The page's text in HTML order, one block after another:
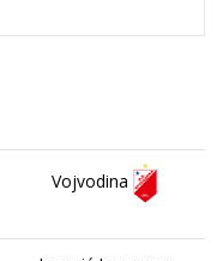
Vojvodina